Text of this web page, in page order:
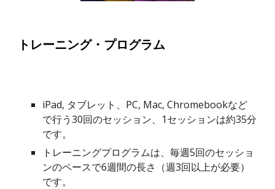
トレーニング・プログラム
iPad, タブレット、PC, Mac, Chromebookなど
で行う30回のセッション、1セッションは約35分
です。
トレーニングプログラムは、毎週5回のセッショ
ンのペースで6週間の長さ（週3回以上が必要）
です。